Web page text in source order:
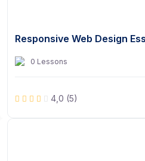
Responsive Web Design
0 Lessons
4,0 (5)